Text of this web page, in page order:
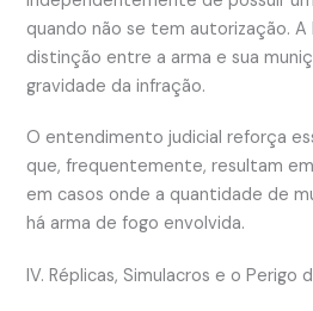
quando não se tem autorização. A
distinção entre a arma e sua
gravidade da infração.
O entendimento judicial reforça
que, frequentemente, resultam
em casos onde a quantidade de
há arma de fogo envolvida.
IV. Réplicas, Simulacros e o Perigo